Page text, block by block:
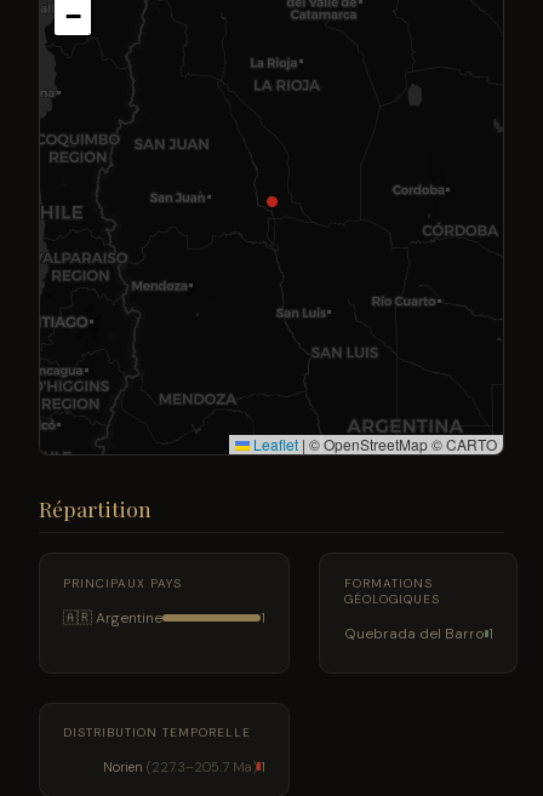
−
Leaflet | © OpenStreetMap © CARTO
Répartition
PRINCIPAUX PAYS
🇦🇷 Argentine 1
FORMATIONS
GÉOLOGIQUES
Quebrada del Barro 1
DISTRIBUTION TEMPORELLE
Norien (227.3–205.7 Ma) 1